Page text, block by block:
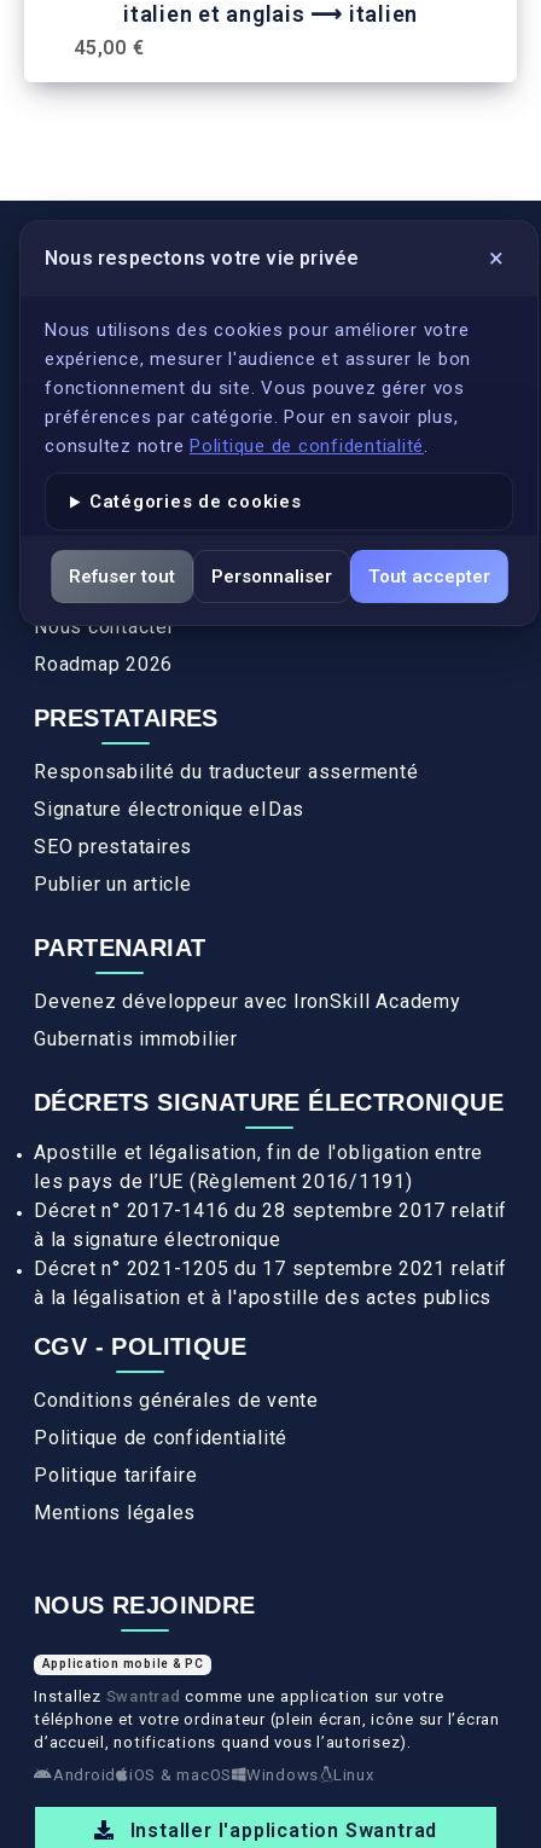
italien et anglais ⟶ italien
45,00 €
Nous respectons votre vie privée ×
Nous utilisons des cookies pour améliorer votre
expérience, mesurer l'audience et assurer le bon
fonctionnement du site. Vous pouvez gérer vos
préférences par catégorie. Pour en savoir plus,
consultez notre Politique de confidentialité.
Catégories de cookies
Refuser tout Personnaliser Tout accepter
LIENS UTILES
S'inscrire
Qui sommes-nous ?
Annuaires des traducteurs assermentés
Actualités
Services
FAQ
Nous contacter
Roadmap 2026
PRESTATAIRES
Responsabilité du traducteur assermenté
Signature électronique eIDas
SEO prestataires
Publier un article
PARTENARIAT
Devenez développeur avec IronSkill Academy
Gubernatis immobilier
DÉCRETS SIGNATURE ÉLECTRONIQUE
Apostille et légalisation, fin de l'obligation entre
les pays de l’UE (Règlement 2016/1191)
Décret n° 2017-1416 du 28 septembre 2017 relatif
à la signature électronique
Décret n° 2021-1205 du 17 septembre 2021 relatif
à la légalisation et à l'apostille des actes publics
CGV - POLITIQUE
Conditions générales de vente
Politique de confidentialité
Politique tarifaire
Mentions légales
NOUS REJOINDRE
Application mobile & PC
Installez Swantrad comme une application sur votre
téléphone et votre ordinateur (plein écran, icône sur l’écran
d’accueil, notifications quand vous l’autorisez).
Android
iOS & macOS Windows Linux
Installer l'application Swantrad